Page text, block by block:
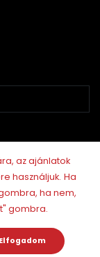
az ajánlatok
használjuk. Ha
ha nem,
gombra.
Elfogadom